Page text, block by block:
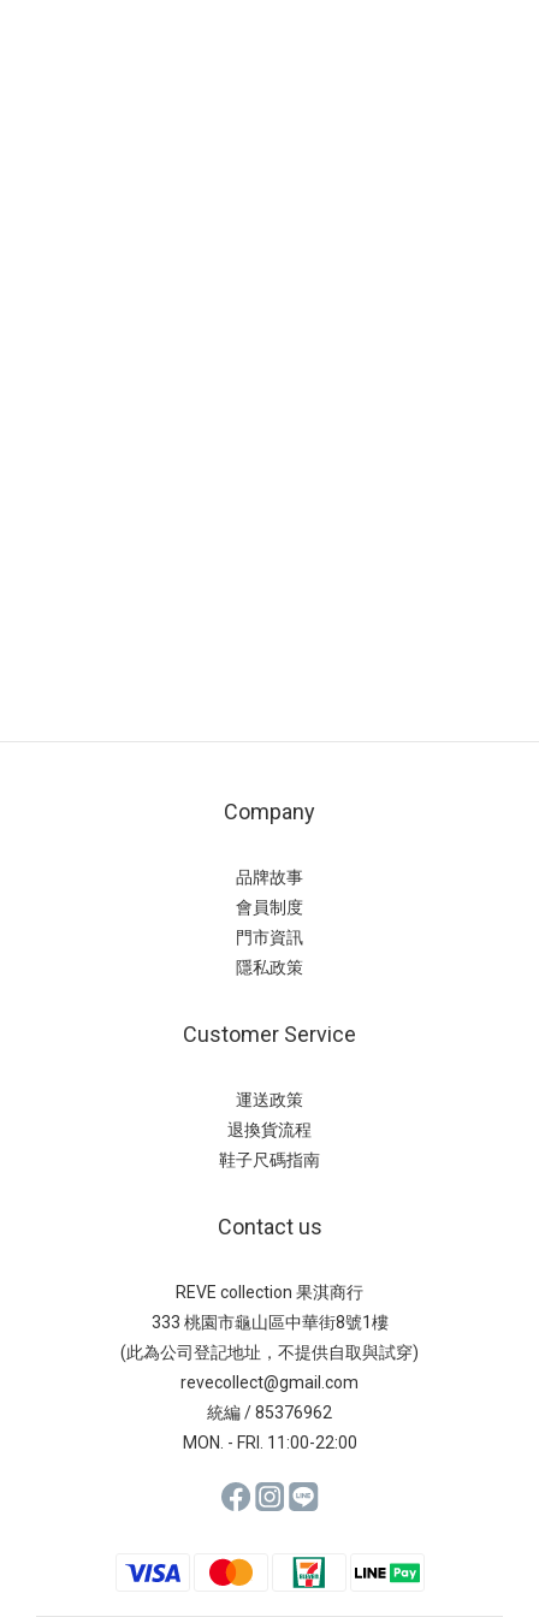
Company
品牌故事
會員制度
門市資訊
隱私政策
Customer Service
運送政策
退換貨流程
鞋子尺碼指南
Contact us
REVE collection 果淇商行
333 桃園市龜山區中華街8號1樓
(此為公司登記地址，不提供自取與試穿)
revecollect@gmail.com
統編 / 85376962
MON. - FRI. 11:00-22:00